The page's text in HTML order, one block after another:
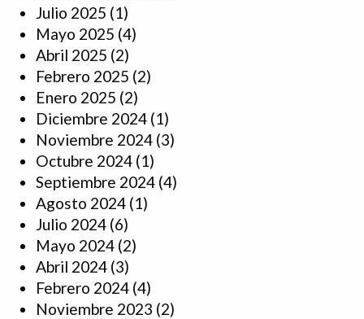
Julio 2025 (1)
Mayo 2025 (4)
Abril 2025 (2)
Febrero 2025 (2)
Enero 2025 (2)
Diciembre 2024 (1)
Noviembre 2024 (3)
Octubre 2024 (1)
Septiembre 2024 (4)
Agosto 2024 (1)
Julio 2024 (6)
Mayo 2024 (2)
Abril 2024 (3)
Febrero 2024 (4)
Noviembre 2023 (2)